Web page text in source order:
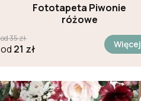
Fototapeta Piwonie
różowe
od35zł
od 21 zł Więcej